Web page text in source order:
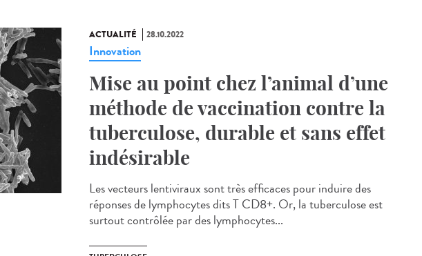
ACTUALITÉ 28.10.2022
Innovation
Mise au point chez l’animal d’une
méthode de vaccination contre la
tuberculose, durable et sans effet
indésirable
Les vecteurs lentiviraux sont très efficaces pour induire des
réponses de lymphocytes dits T CD8+. Or, la tuberculose est
surtout contrôlée par des lymphocytes...